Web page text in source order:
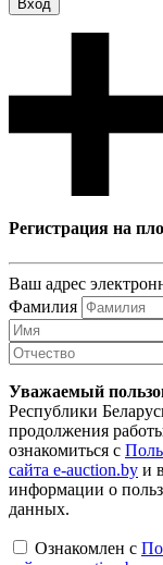
Вход
Регистрация на
Ваш адрес
Фамилия
Уважаемый
Республики
продолжения
ознакомиться с
сайта e-auction.by и
информации о
данных.
Ознакомлен с